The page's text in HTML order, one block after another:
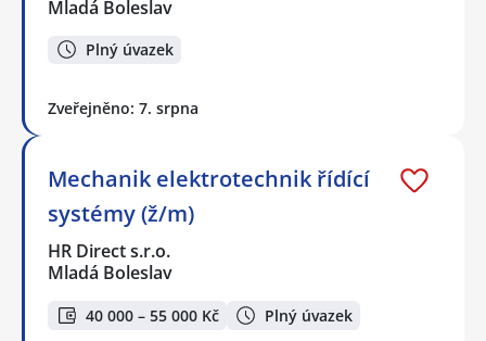
Mladá Boleslav
Plný úvazek
Zveřejněno: 7. srpna
Mechanik elektrotechnik řídící
systémy (ž/m)
HR Direct s.r.o.
Mladá Boleslav
40 000 – 55 000 Kč Plný úvazek